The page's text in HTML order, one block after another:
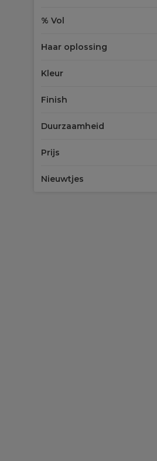
% Vol
Haar oplossing
Kleur
Finish
Duurzaamheid
Prijs
Nieuwtjes